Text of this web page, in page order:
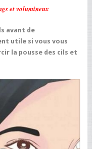
et volumineux
avant de
utile si vous vous
la pousse des cils et